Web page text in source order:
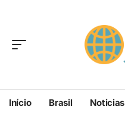
Início Brasil Noticias